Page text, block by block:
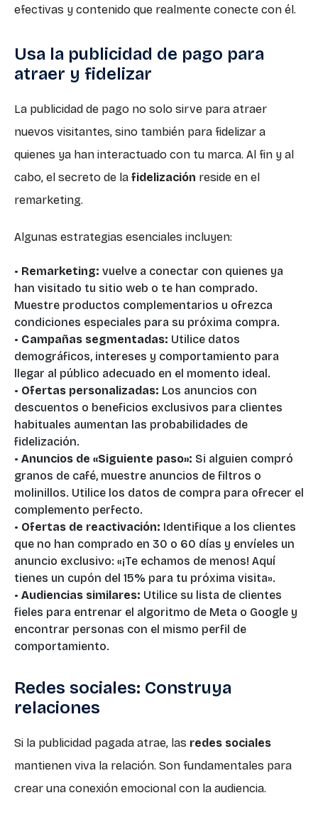
efectivas y contenido que realmente conecte con él.
Usa la publicidad de pago para
atraer y fidelizar
La publicidad de pago no solo sirve para atraer
nuevos visitantes, sino también para fidelizar a
quienes ya han interactuado con tu marca. Al fin y al
cabo, el secreto de la fidelización reside en el
remarketing.
Algunas estrategias esenciales incluyen:
• Remarketing: vuelve a conectar con quienes ya
han visitado tu sitio web o te han comprado.
Muestre productos complementarios u ofrezca
condiciones especiales para su próxima compra.
• Campañas segmentadas: Utilice datos
demográficos, intereses y comportamiento para
llegar al público adecuado en el momento ideal.
• Ofertas personalizadas: Los anuncios con
descuentos o beneficios exclusivos para clientes
habituales aumentan las probabilidades de
fidelización.
• Anuncios de «Siguiente paso»: Si alguien compró
granos de café, muestre anuncios de filtros o
molinillos. Utilice los datos de compra para ofrecer el
complemento perfecto.
• Ofertas de reactivación: Identifique a los clientes
que no han comprado en 30 o 60 días y envíeles un
anuncio exclusivo: «¡Te echamos de menos! Aquí
tienes un cupón del 15% para tu próxima visita».
• Audiencias similares: Utilice su lista de clientes
fieles para entrenar el algoritmo de Meta o Google y
encontrar personas con el mismo perfil de
comportamiento.
Redes sociales: Construya
relaciones
Si la publicidad pagada atrae, las redes sociales
mantienen viva la relación. Son fundamentales para
crear una conexión emocional con la audiencia.